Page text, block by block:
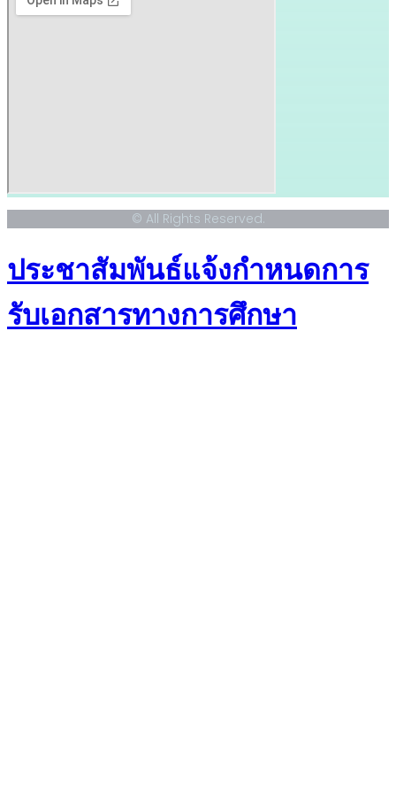
© All Rights Reserved.
ประชาสัมพันธ์แจ้งกำหนดการ
รับเอกสารทางการศึกษา